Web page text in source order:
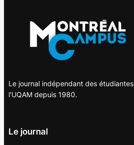
Le journal indépendant des
l'UQAM depuis 1980.
Le journal